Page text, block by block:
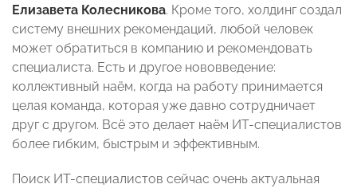
Елизавета Колесникова. Кроме того, холдинг создал
систему внешних рекомендаций, любой человек
может обратиться в компанию и рекомендовать
специалиста. Есть и другое нововведение:
коллективный наём, когда на работу принимается
целая команда, которая уже давно сотрудничает
друг с другом. Всё это делает наём ИТ-специалистов
более гибким, быстрым и эффективным.
Поиск ИТ-специалистов сейчас очень актуальная